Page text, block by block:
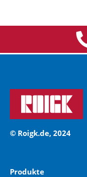
© Roigk.de, 2024
Produkte